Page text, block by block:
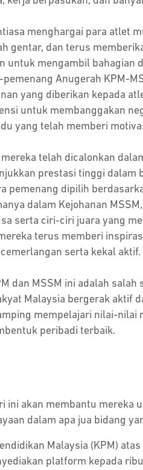
menghargai para atlet
gentar, dan terus
untuk mengambil bahagian
Anugerah KPM-
yang diberikan kepada
untuk membanggakan
yang telah memberi
telah dicalonkan
prestasi tinggi dalam
pemenang dipilih
dalam Kejohanan
serta ciri-ciri juara yang
terus memberi
serta kekal aktif.
dan MSSM ini adalah salah
Malaysia bergerak aktif
mempelajari nilai-nilai
peribadi terbaik.
ini akan membantu mereka
dalam apa jua bidang
Malaysia (KPM)
platform kepada